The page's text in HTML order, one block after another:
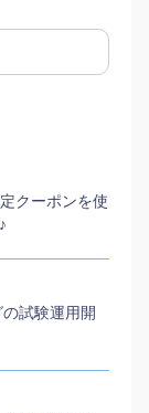
クーポンを使
試験運用開